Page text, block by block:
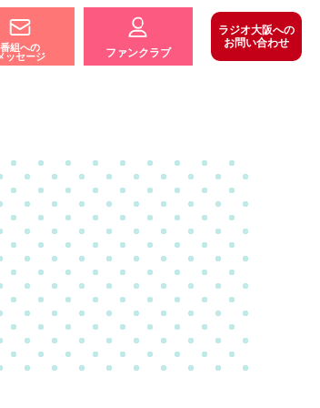
番組への
ッセージ
ファンクラブ
ラジオ大阪への
お問い合わせ